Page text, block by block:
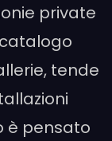
private
tende
è pensato